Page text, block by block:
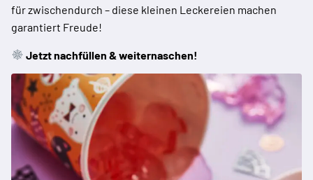
für zwischendurch – diese kleinen Leckereien machen
garantiert Freude!
Jetzt nachfüllen & weiternaschen!